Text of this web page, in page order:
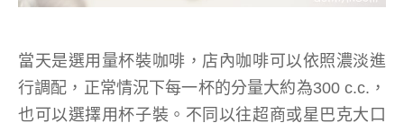
當天是選用量杯裝咖啡，店內咖啡可以依照濃淡進
行調配，正常情況下每一杯的分量大約為300 c.c.，
也可以選擇用杯子裝。不同以往超商或星巴克大口